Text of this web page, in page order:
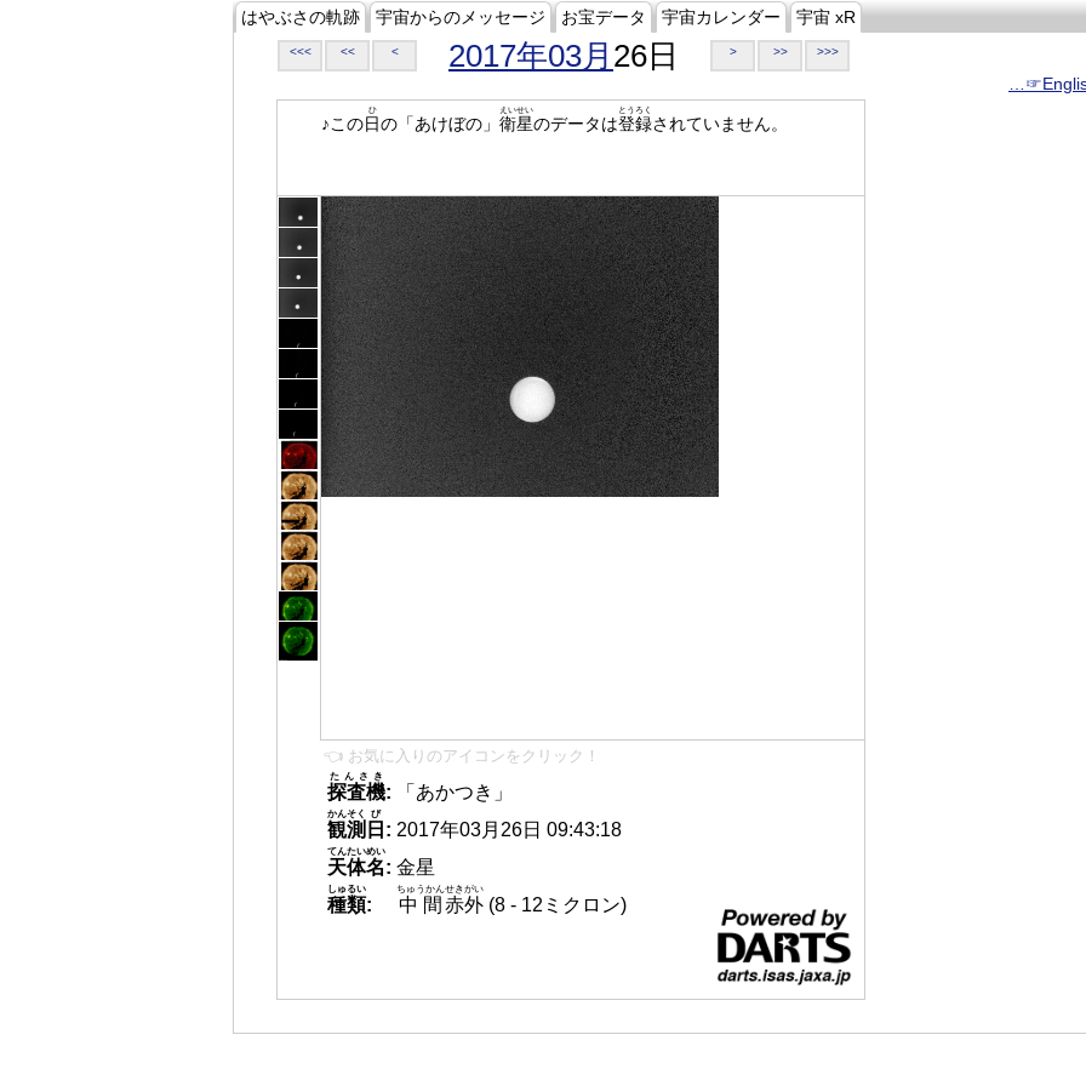
はやぶさの軌跡 宇宙からのメッセージ お宝データ 宇宙カレンダー 宇宙 xR
<<< << < 2017年03月 26日 > >> >>>
♪この日
ひ
の「あけぼの」 衛星
えいせい
のデータは登録
とうろく
されていません。
👈 お気に入りのアイコンをクリック！
探査機
たんさき
:
「あかつき」
観測
かんそく
日
び
: 2017年03月26日 09:43:18
天体名
てんたいめい
: 金星
種類
しゅるい
: 中間
ちゅうかん
赤外
せきがい
(8 - 12ミクロン)